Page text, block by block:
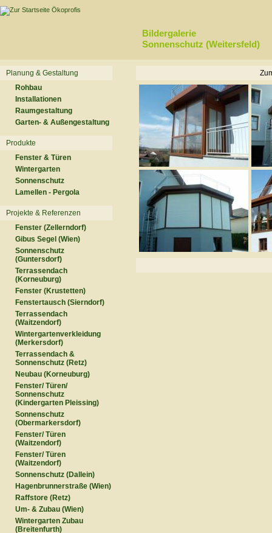
Bildergalerie
Sonnenschutz (Weitersfeld)
Planung & Gestaltung
Rohbau
Installationen
Raumgestaltung
Garten- & Außengestaltung
Produkte
Fenster & Türen
Wintergarten
Sonnenschutz
Lamellen - Pergola
Projekte & Referenzen
Fenster (Zellerndorf)
Gibus Segel (Wien)
Sonnenschutz
(Guntersdorf)
Terrassendach
(Korneuburg)
Fenster (Krustetten)
Fenstertausch (Sierndorf)
Terrassendach
(Waitzendorf)
Wintergartenverkleidung
(Merkersdorf)
Terrassendach &
Sonnenschutz (Retz)
Neubau (Korneuburg)
Fenster/ Türen/
Sonnenschutz
(Kindergarten Pleissing)
Sonnenschutz
(Obermarkersdorf)
Fenster/ Türen
(Waitzendorf)
Fenster/ Türen
(Waitzendorf)
Sonnenschutz (Dallein)
Hagenbrunnerstraße (Wien)
Raffstore (Retz)
Um- & Zubau (Wien)
Wintergarten Zubau
(Breitenfurth)